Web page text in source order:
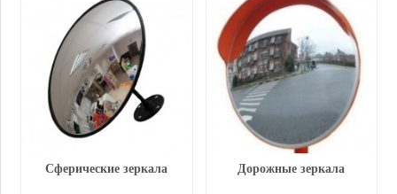
Сферические зеркала Дорожные зеркала